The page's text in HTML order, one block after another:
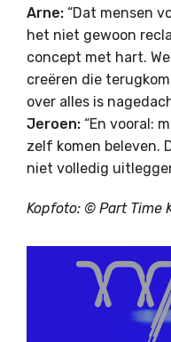
Arne: “Dat mensen
het niet gewoon
concept met hart.
creëren die
over alles is
Jeroen: “En vooral:
zelf komen beleven.
niet volledig
Kopfoto: © Part Time